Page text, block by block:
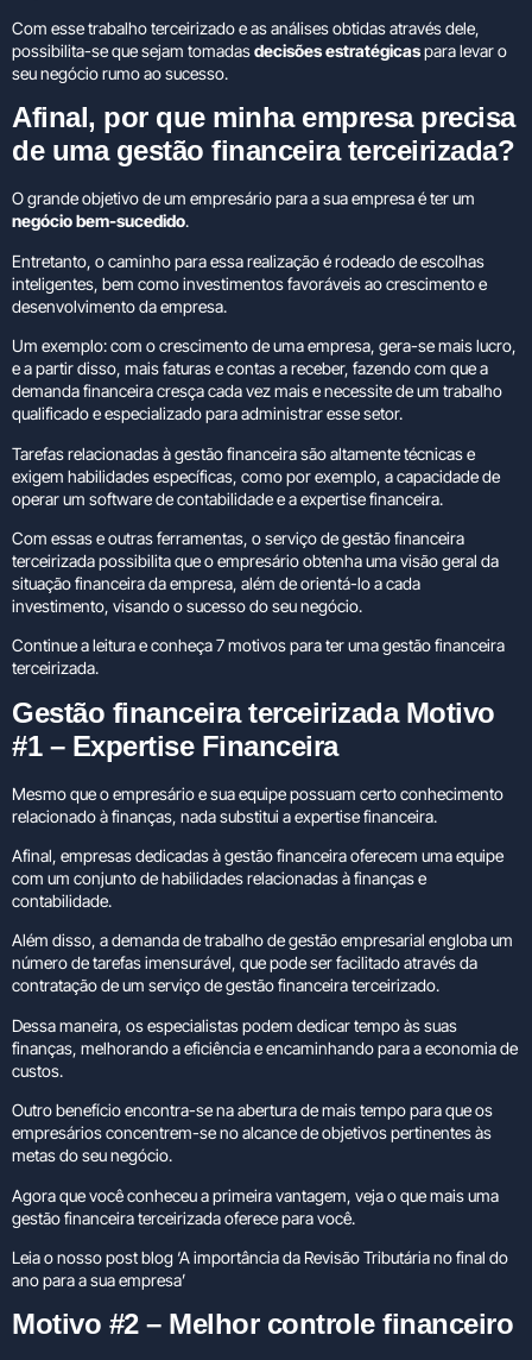
Com esse trabalho terceirizado e as análises obtidas através dele,
possibilita-se que sejam tomadasdecisões estratégicaspara levar o
seu negócio rumo ao sucesso.
Afinal, por que minha empresa precisa
de uma gestão financeira terceirizada?
O grande objetivo de um empresário para a sua empresa é ter um
negócio bem-sucedido.
Entretanto, o caminho para essa realização é rodeado de escolhas
inteligentes, bem como investimentos favoráveis ao crescimento e
desenvolvimento da empresa.
Um exemplo: com o crescimento de uma empresa, gera-se mais lucro,
e a partir disso, mais faturas e contas a receber, fazendo com que a
demanda financeira cresça cada vez mais e necessite de um trabalho
qualificado e especializado para administrar esse setor.
Tarefas relacionadas à gestão financeira são altamente técnicas e
exigem habilidades específicas, como por exemplo, a capacidade de
operar um software de contabilidade e a expertise financeira.
Com essas e outras ferramentas, o serviço de gestão financeira
terceirizada possibilita que o empresário obtenha uma visão geral da
situação financeira da empresa, além de orientá-lo a cada
investimento, visando o sucesso do seu negócio.
Continue a leitura e conheça 7 motivos para ter uma gestão financeira
terceirizada.
Gestão financeira terceirizada Motivo
#1 – Expertise Financeira
Mesmo que o empresário e sua equipe possuam certo conhecimento
relacionado à finanças, nada substitui a expertise financeira.
Afinal, empresas dedicadas à gestão financeira oferecem uma equipe
com um conjunto de habilidades relacionadas à finanças e
contabilidade.
Além disso, a demanda de trabalho de gestão empresarial engloba um
número de tarefas imensurável, que pode ser facilitado através da
contratação de um serviço de gestão financeira terceirizado.
Dessa maneira, os especialistas podem dedicar tempo às suas
finanças, melhorando a eficiência e encaminhando para a economia de
custos.
Outro benefício encontra-se na abertura de mais tempo para que os
empresários concentrem-se no alcance de objetivos pertinentes às
metas do seu negócio.
Agora que você conheceu a primeira vantagem, veja o que mais uma
gestão financeira terceirizada oferece para você.
Leia o nosso post blog ‘A importância da Revisão Tributária no final do
ano para a sua empresa’
Motivo #2 – Melhor controle financeiro